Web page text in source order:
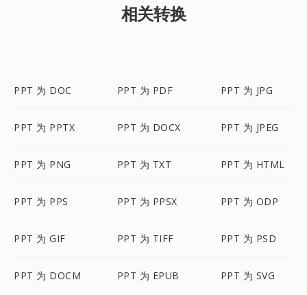
相关转换
PPT 为 DOC PPT 为 PDF PPT 为 JPG
PPT 为 PPTX PPT 为 DOCX PPT 为 JPEG
PPT 为 PNG PPT 为 TXT PPT 为 HTML
PPT 为 PPS PPT 为 PPSX PPT 为 ODP
PPT 为 GIF PPT 为 TIFF PPT 为 PSD
PPT 为 DOCM PPT 为 EPUB PPT 为 SVG